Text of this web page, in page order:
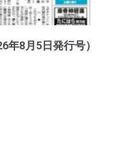
年8月5日発行号）